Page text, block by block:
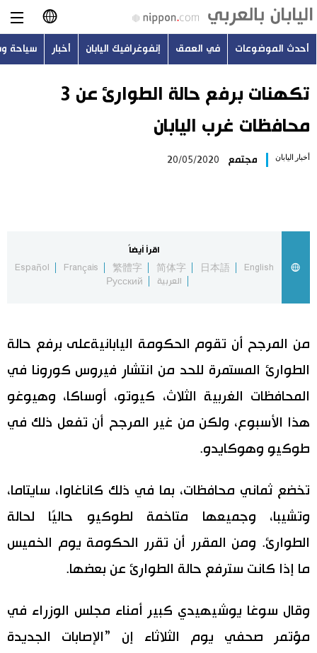
日本語
English
Русский
اليابان في فيديو
مانغا وأنيمي
علوم وتكنولوجيا
الأقسام
أشخاص
سياسة
الأكثر تفاعلا
اللغة اليابانية تواصل معنا
أحدث الموضوعات في العمق إنفوغرافيك اليابان أخبار سياحة
تكهنات برفع حالة الطوارئ عن 3
محافظات غرب اليابان
أخبار اليابان مجتمع 20/05/2020
اقرأ أيضاً
English
日本語
简体字
繁體字
Français
Español
العربية
Русский
من المرجح أن تقوم الحكومة اليابانيةعلى برفع حالة
الطوارئ المستمرة للحد من انتشار فيروس كورونا في
المحافظات الغربية الثلاث، كيوتو، أوساكا، وهيوغو
هذا الأسبوع، ولكن من غير المرجح أن تفعل ذلك في
طوكيو وهوكايدو.
تخضع ثماني محافظات، بما في ذلك كاناغاوا، سايتاما،
وتشيبا، وجميعها متاخمة لطوكيو حاليًا لحالة
الطوارئ. ومن المقرر أن تقرر الحكومة يوم الخميس
ما إذا كانت سترفع حالة الطوارئ عن بعضها.
وقال سوغا يوشيهيدي كبير أمناء مجلس الوزراء في
مؤتمر صحفي يوم الثلاثاء إن ”الإصابات الجديدة